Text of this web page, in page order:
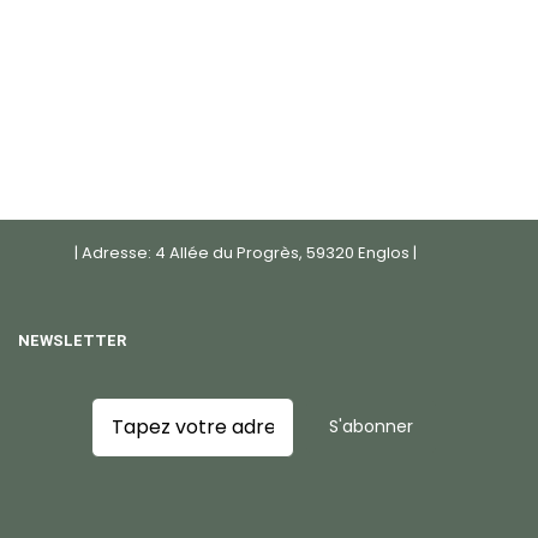
| Adresse: 4 Allée du Progrès, 59320 Englos |
NEWSLETTER
S'abonner